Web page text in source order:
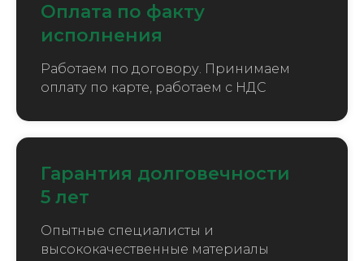
Оплата по факту
исполнения
Работаем по договору. Принимаем
оплату по карте, работаем с НДС
Гарантия долговечности
5 лет
Опытные специалисты и
высококачественные материалы